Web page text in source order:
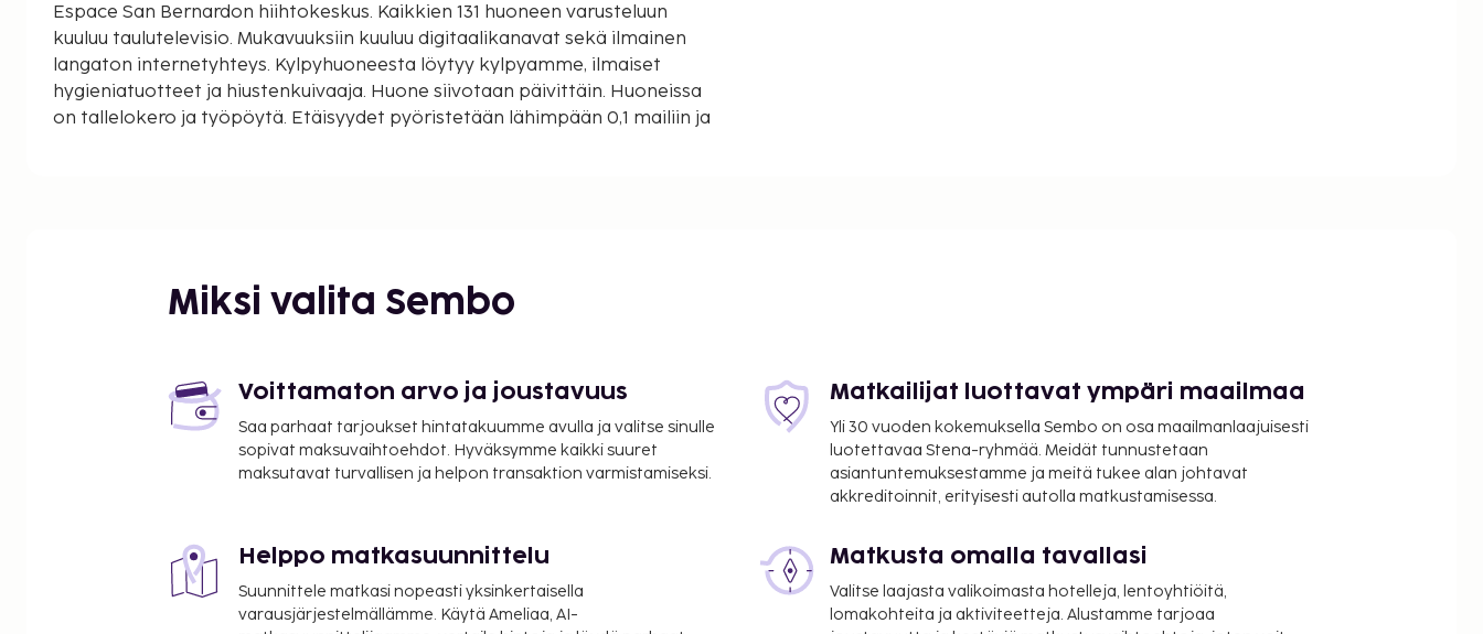
Espace San Bernardon hiihtokeskus. Kaikkien 131 huoneen varusteluun
kuuluu taulutelevisio. Mukavuuksiin kuuluu digitaalikanavat sekä ilmainen
langaton internetyhteys. Kylpyhuoneesta löytyy kylpyamme, ilmaiset
hygieniatuotteet ja hiustenkuivaaja. Huone siivotaan päivittäin. Huoneissa
on tallelokero ja työpöytä. Etäisyydet pyöristetään lähimpään 0,1 mailiin ja
Tignes-järvi - 8,4 km / 5,2 mi
Rossetin hiihtohissi - 8,4 km / 5,2 mi
Aiguille Percée - 8,9 km / 5,5 mi
Tignesin talviurheilukeskus - 10 km / 6,2 mi
La Daillen hiihtohissi - 10,1 km / 6,3 mi
Golf du Lac de Tignes - 10,3 km / 6,4 mi
Tichotin hiihtohissi - 10,5 km / 6,5 mi
Lähimmät lentokentät ovat:
Grenoble (GNB-Grenoble - Isere) - 208,2 km / 129,4 mi
Miksi valita Sembo
Voittamaton arvo ja joustavuus
Saa parhaat tarjoukset hintatakuumme avulla ja valitse sinulle
sopivat maksuvaihtoehdot. Hyväksymme kaikki suuret
maksutavat turvallisen ja helpon transaktion varmistamiseksi.
Matkailijat luottavat ympäri maailmaa
Yli 30 vuoden kokemuksella Sembo on osa maailmanlaajuisesti
luotettavaa Stena-ryhmää. Meidät tunnustetaan
asiantuntemuksestamme ja meitä tukee alan johtavat
akkreditoinnit, erityisesti autolla matkustamisessa.
Helppo matkasuunnittelu
Suunnittele matkasi nopeasti yksinkertaisella
varausjärjestelmällämme. Käytä Ameliaa, AI-
Matkusta omalla tavallasi
Valitse laajasta valikoimasta hotelleja, lentoyhtiöitä,
lomakohteita ja aktiviteetteja. Alustamme tarjoaa